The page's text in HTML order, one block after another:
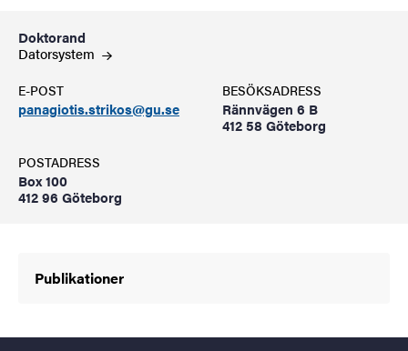
Doktorand
Datorsystem
E-POST
panagiotis.strikos@gu.se
BESÖKSADRESS
Rännvägen 6 B
412 58 Göteborg
POSTADRESS
Box 100
412 96 Göteborg
Publikationer